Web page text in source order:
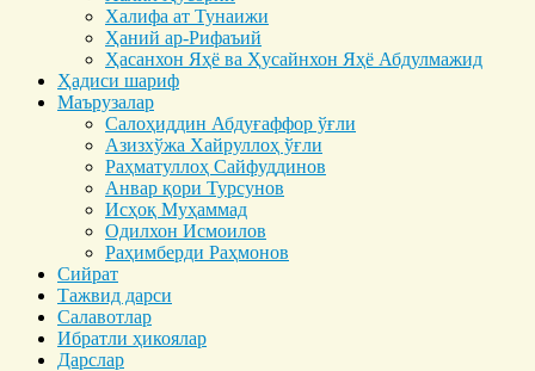
Халифа ат Тунаижи
Ҳаний ар-Рифаъий
Ҳасанхон Яҳё ва Ҳусайнхон Яҳё Абдулмажид
Ҳадиси шариф
Маърузалар
Салоҳиддин Абдуғаффор ўғли
Азизхўжа Хайруллоҳ ўғли
Раҳматуллоҳ Сайфуддинов
Анвар қори Турсунов
Исҳоқ Муҳаммад
Одилхон Исмоилов
Раҳимберди Раҳмонов
Сийрат
Тажвид дарси
Салавотлар
Ибратли ҳикоялар
Дарслар